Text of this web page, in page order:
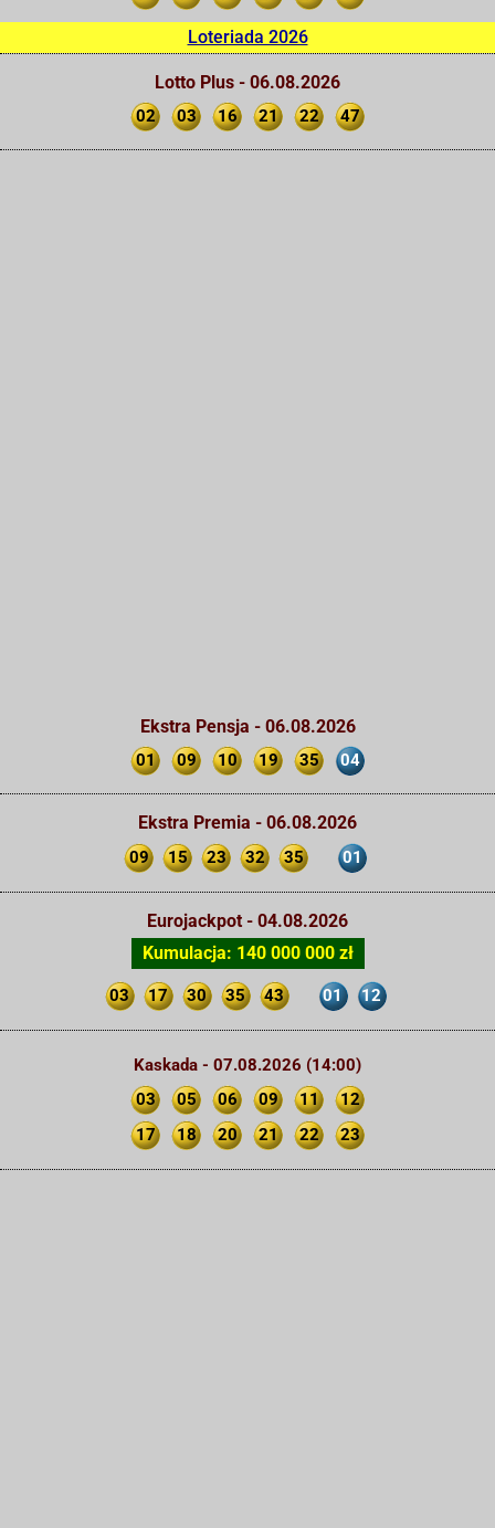
Loteriada 2026
Lotto Plus - 06.08.2026
02 03 16 21 22 47
Ekstra Pensja - 06.08.2026
01 09 10 19 35 04
Ekstra Premia - 06.08.2026
09 15 23 32 35 01
Eurojackpot - 04.08.2026
Kumulacja: 140 000 000 zł
03 17 30 35 43 01 12
Kaskada - 07.08.2026 (14:00)
03
05 06 09 11
12
17
18 20 21 22 23